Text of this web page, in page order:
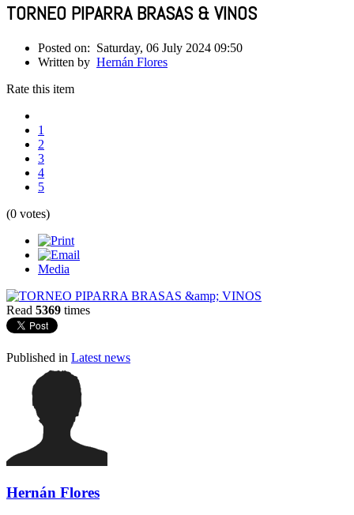
TORNEO PIPARRA BRASAS & VINOS
Posted on: Saturday, 06 July 2024 09:50
Written by Hernán Flores
Rate this item
1
2
3
4
5
(0 votes)
Media
Read 5369 times
Published in Latest news
Hernán Flores